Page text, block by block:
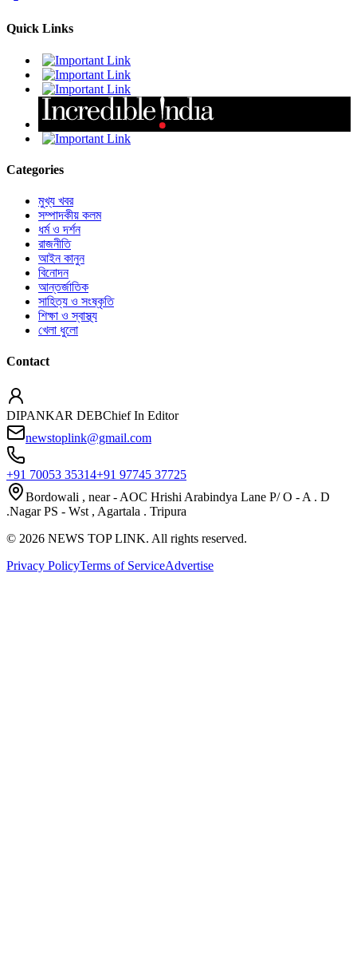
Quick Links
Categories
মুখ্য খবর
সম্পাদকীয় কলম
ধর্ম ও দর্শন
রাজনীতি
আইন কানুন
বিনোদন
আন্তর্জাতিক
সাহিত্য ও সংষ্কৃতি
শিক্ষা ও স্বাস্থ্য
খেলা ধুলো
Contact
DIPANKAR DEBChief In Editor
newstoplink@gmail.com
+91 70053 35314+91 97745 37725
Bordowali , near - AOC Hrishi Arabindya Lane P/ O - A . D
.Nagar PS - Wst , Agartala . Tripura
© 2026 NEWS TOP LINK. All rights reserved.
Privacy PolicyTerms of ServiceAdvertise